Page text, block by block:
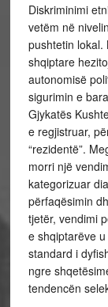
Diskriminimi
vetëm në
pushtetin lokal.
shqiptare
autonomisë
sigurimin e
Gjykatës
e regjistruar,
“rezidentë”.
morri një
kategorizuar
përfaqësimin
tjetër, vendimi
e shqiptarëve
standard i
ngre
tendencën